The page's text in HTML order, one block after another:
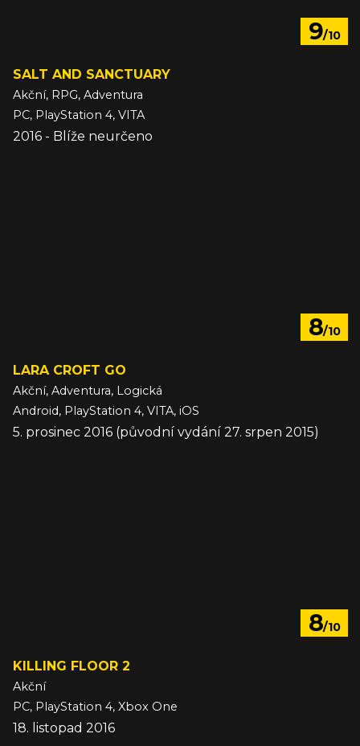
9/10
SALT AND SANCTUARY
Akční, RPG, Adventura
PC, PlayStation 4, VITA
2016 - Blíže neurčeno
8/10
LARA CROFT GO
Akční, Adventura, Logická
Android, PlayStation 4, VITA, iOS
5. prosinec 2016 (původní vydání 27. srpen 2015)
8/10
KILLING FLOOR 2
Akční
PC, PlayStation 4, Xbox One
18. listopad 2016